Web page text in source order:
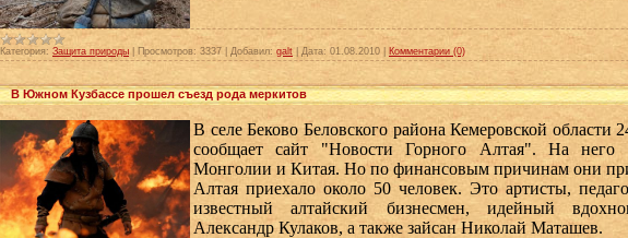
Категория: Защита природы Просмотров: 3337 Добавил: galt Дата: 01.08.2010 Комментарии (0)
В Южном Кузбассе прошел съезд рода меркитов
В селе Беково Беловского района Кемеровской области
сообщает сайт "Новости Горного Алтая". На
Монголии и Китая. Но по финансовым причинам они
Алтая приехало около 50 человек. Это артисты,
известный алтайский бизнесмен, идейный
Александр Кулаков, а также зайсан Николай Маташев.